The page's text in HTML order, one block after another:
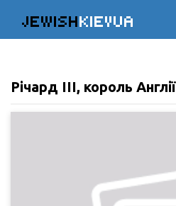
JEWISHKIEVUA
Річард III, король Англії